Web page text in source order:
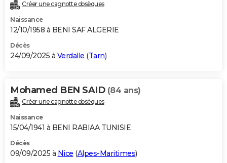
Créer une cagnotte obsèques
Naissance
12/10/1958 à BENI SAF ALGERIE
Décès
24/09/2025 à Verdalle (Tarn)
Mohamed BEN SAID (84 ans)
Créer une cagnotte obsèques
Naissance
15/04/1941 à BENI RABIAA TUNISIE
Décès
09/09/2025 à Nice (Alpes-Maritimes)